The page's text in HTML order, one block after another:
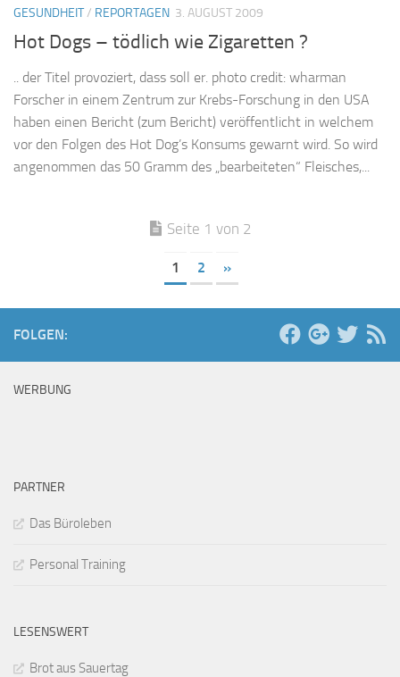
GESUNDHEIT/ REPORTAGEN 3. AUGUST 2009
Hot Dogs – tödlich wie Zigaretten ?
.. der Titel provoziert, dass soll er. photo credit: wharman
Forscher in einem Zentrum zur Krebs-Forschung in den USA
haben einen Bericht (zum Bericht) veröffentlicht in welchem
vor den Folgen des Hot Dog’s Konsums gewarnt wird. So wird
angenommen das 50 Gramm des „bearbeiteten“ Fleisches,...
Seite 1 von 2
1 2 »
FOLGEN:
WERBUNG
PARTNER
Das Büroleben
Personal Training
LESENSWERT
Brot aus Sauertag